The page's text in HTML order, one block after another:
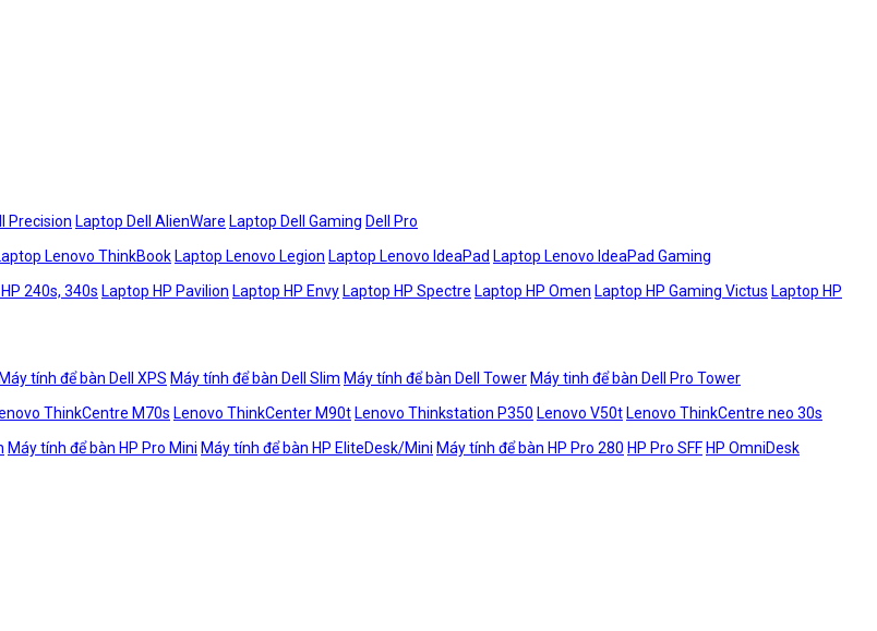
Precision Laptop Dell AlienWare Laptop Dell Gaming Dell Pro
Lenovo ThinkBook Laptop Lenovo Legion Laptop Lenovo IdeaPad Laptop Lenovo IdeaPad Gaming
240s, 340s Laptop HP Pavilion Laptop HP Envy Laptop HP Spectre Laptop HP Omen Laptop HP Gaming Victus Laptop HP
Máy tính để bàn Dell XPS Máy tính để bàn Dell Slim Máy tính để bàn Dell Tower Máy tinh để bàn Dell Pro Tower
ThinkCentre M70s Lenovo ThinkCenter M90t Lenovo Thinkstation P350 Lenovo V50t Lenovo ThinkCentre neo 30s
Máy tính để bàn HP Pro Mini Máy tính để bàn HP EliteDesk/Mini Máy tính để bàn HP Pro 280 HP Pro SFF HP OmniDesk